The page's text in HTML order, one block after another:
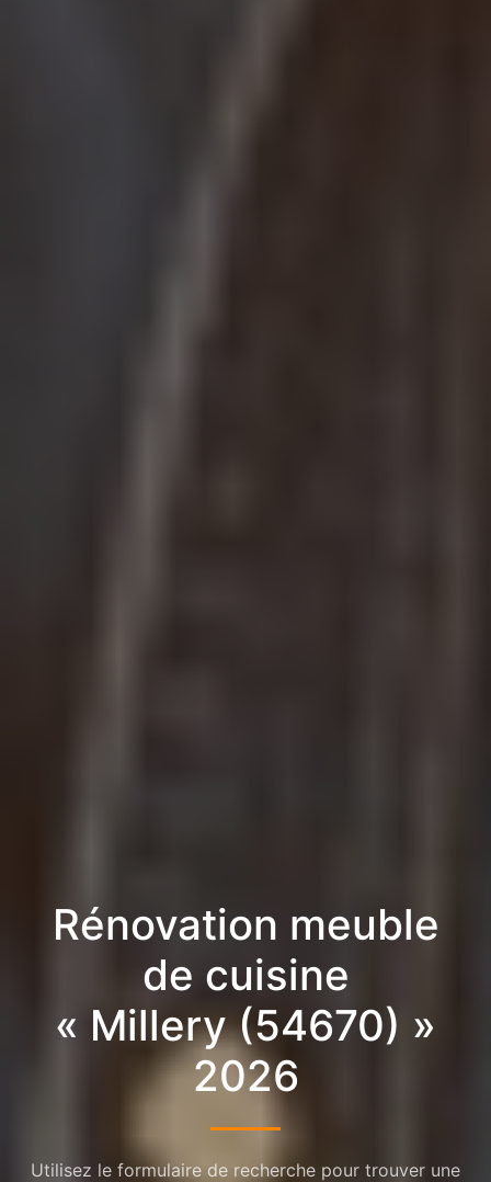
Rénovation meuble
de cuisine
« Millery (54670) »
2026
Utilisez le formulaire de recherche pour trouver une